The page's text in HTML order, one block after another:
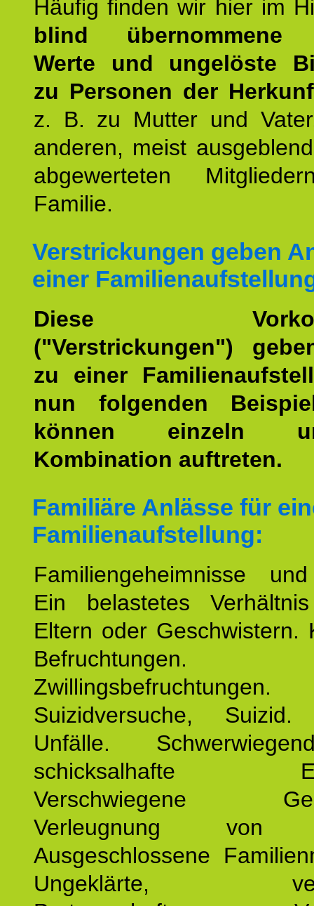
Häufig finden wir hier im
blind übernommene
Werte und ungelöste
zu Personen der
z. B. zu Mutter und
anderen, meist
abgewerteten
Familie.
Verstrickungen geben
einer
Diese
("Verstrickungen")
zu einer
nun folgenden
können einzeln
Kombination auftreten.
Familiäre Anlässe für
Familienaufstellung:
Familiengeheimnisse
Ein belastetes
Eltern oder Geschwistern.
Befruchtungen.
Zwillingsbefruchtungen.
Suizidversuche, Suizid.
Unfälle.
schicksalhafte
Verschwiegene
Verleugnung von
Ausgeschlossene
Ungeklärte,